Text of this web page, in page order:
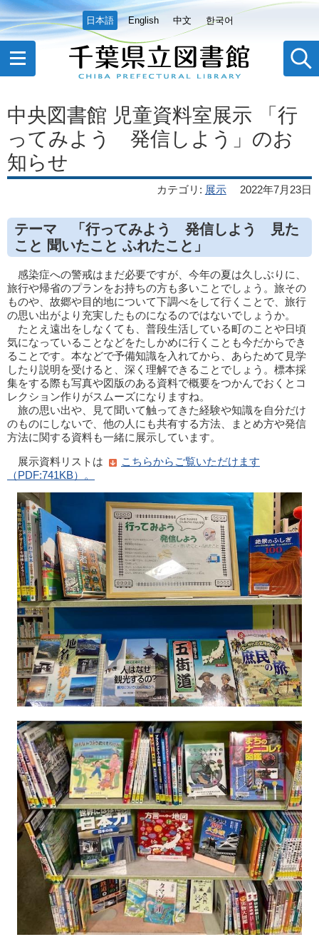
日本語 English 中文 한국어
中央図書館 児童資料室展示 「行
ってみよう 発信しよう」のお
知らせ
カテゴリ : 展示 2022年7月23日
テーマ 「行ってみよう 発信しよう 見た
こと 聞いたこと ふれたこと」
感染症への警戒はまだ必要ですが、今年の夏は久しぶりに、
旅行や帰省のプランをお持ちの方も多いことでしょう。旅その
ものや、故郷や目的地について下調べをして行くことで、旅行
の思い出がより充実したものになるのではないでしょうか。
たとえ遠出をしなくても、普段生活している町のことや日頃
気になっていることなどをたしかめに行くことも今だからでき
ることです。本などで予備知識を入れてから、あらためて見学
したり説明を受けると、深く理解できることでしょう。標本採
集をする際も写真や図版のある資料で概要をつかんでおくとコ
レクション作りがスムーズになりますね。
旅の思い出や、見て聞いて触ってきた経験や知識を自分だけ
のものにしないで、他の人にも共有する方法、まとめ方や発信
方法に関する資料も一緒に展示しています。
展示資料リストは
こちらからご覧いただけます
（PDF:741KB）。